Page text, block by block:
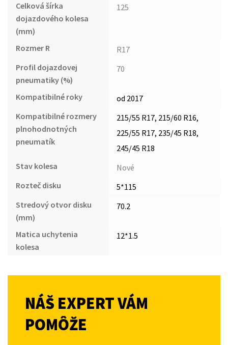
Celková šírka
dojazdového kolesa
(mm)
125
Rozmer R
R17
Profil dojazdovej
pneumatiky (%)
70
Kompatibilné roky
od 2017
Kompatibilné rozmery
plnohodnotných
pneumatík
215/55 R17, 215/60 R16,
225/55 R17, 235/45 R18,
245/45 R18
Stav kolesa
Nové
Rozteč disku
5*115
Stredový otvor disku
(mm)
70.2
Matica uchytenia
kolesa
12*1.5
NÁŠ EXPERT VÁM
POMÔŽE